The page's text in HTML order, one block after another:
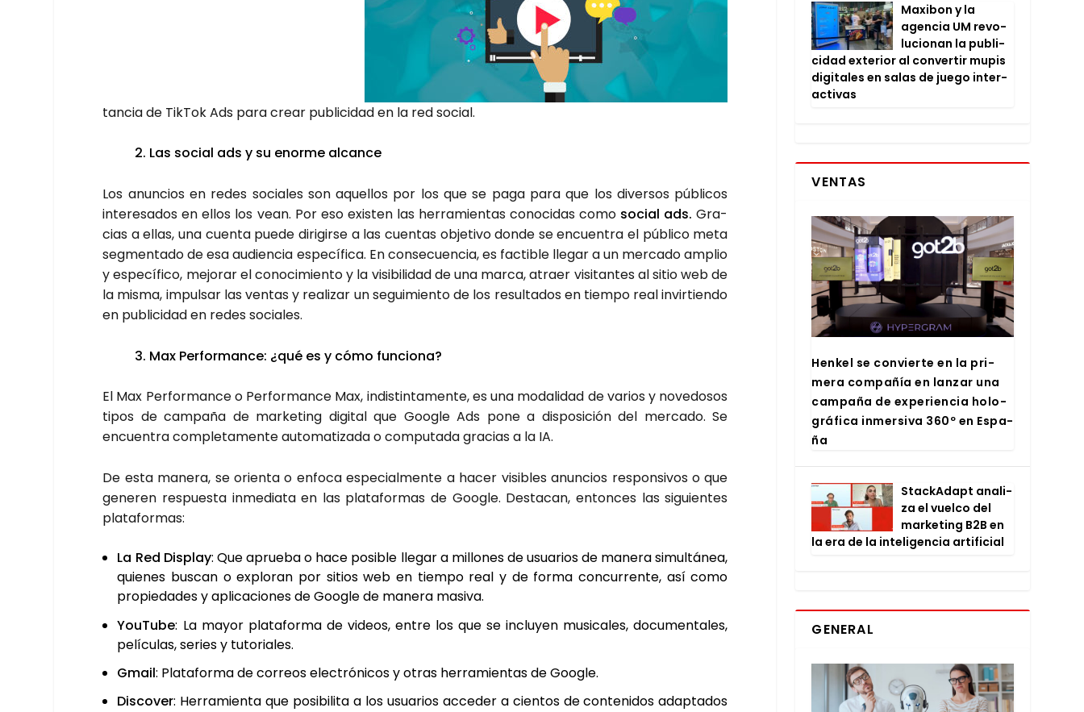
tan­cia de Tik­Tok Ads para crear publi­ci­dad en la red social.
2. Las social ads y su enor­me alcan­ce
Los anun­cios en redes socia­les son aque­llos por los que se paga para que los diver­sos públi­cos
intere­sa­dos en ellos los vean. Por eso exis­ten las herra­mien­tas cono­ci­das como social ads.Gra­
cias a ellas, una cuen­ta pue­de diri­gir­se a las cuen­tas obje­ti­vo don­de se encuen­tra el públi­co meta
seg­men­ta­do de esa audien­cia espe­cí­fi­ca. En con­se­cuen­cia, es fac­ti­ble lle­gar a un mer­ca­do amplio
y espe­cí­fi­co, mejo­rar el cono­ci­mien­to y la visi­bi­li­dad de una mar­ca, atraer visi­tan­tes al sitio web de
la mis­ma, impul­sar las ven­tas y rea­li­zar un segui­mien­to de los resul­ta­dos en tiem­po real invir­tien­do
en publi­ci­dad en redes socia­les.
3. Max Per­for­man­ce: ¿qué es y cómo fun­cio­na?
El Max Per­for­man­ce o Per­for­man­ce Max, indis­tin­ta­men­te, es una moda­li­dad de varios y nove­do­sos
tipos de cam­pa­ña de mar­ke­ting digi­tal que Goo­gle Ads pone a dis­po­si­ción del mer­ca­do. Se
encuen­tra com­ple­ta­men­te auto­ma­ti­za­da o compu­tada gra­cias a la IA.
De esta mane­ra, se orien­ta o enfo­ca espe­cial­men­te a hacer visi­bles anun­cios res­pon­si­vos o que
gene­ren res­pues­ta inme­dia­ta en las pla­ta­for­mas de Goo­gle. Des­ta­can, enton­ces las siguien­tes
pla­ta­for­mas:
La Red Dis­play: Que aprue­ba o hace posi­ble lle­gar a millo­nes de usua­rios de mane­ra simul­tá­nea,
quie­nes bus­can o explo­ran por sitios web en tiem­po real y de for­ma con­cu­rren­te, así como
pro­pie­da­des y apli­ca­cio­nes de Goo­gle de mane­ra masi­va.
You­Tu­be: La mayor pla­ta­for­ma de videos, entre los que se inclu­yen musi­ca­les, docu­men­ta­les,
pelí­cu­las, series y tuto­ria­les.
Gmail: Pla­ta­for­ma de correos elec­tró­ni­cos y otras herra­mien­tas de Goo­gle.
Dis­co­ver: Herra­mien­ta que posi­bi­li­ta a los usua­rios acce­der a cien­tos de con­te­ni­dos adap­ta­dos
Maxi­bon y la
agen­cia UM revo­
lu­cio­nan la publi­
ci­dad exte­rior al con­ver­tir mupis
digi­ta­les en salas de jue­go inter­
ac­ti­vas
VENTAS
Hen­kel se con­vier­te en la pri­
me­ra com­pa­ñía en lan­zar una
cam­pa­ña de expe­rien­cia holo­
grá­fi­ca inmer­si­va 360º en Espa­
ña
Stac­kA­dapt ana­li­
za el vuel­co del
mar­ke­ting B2B en
la era de la inte­li­gen­cia arti­fi­cial
GENERAL